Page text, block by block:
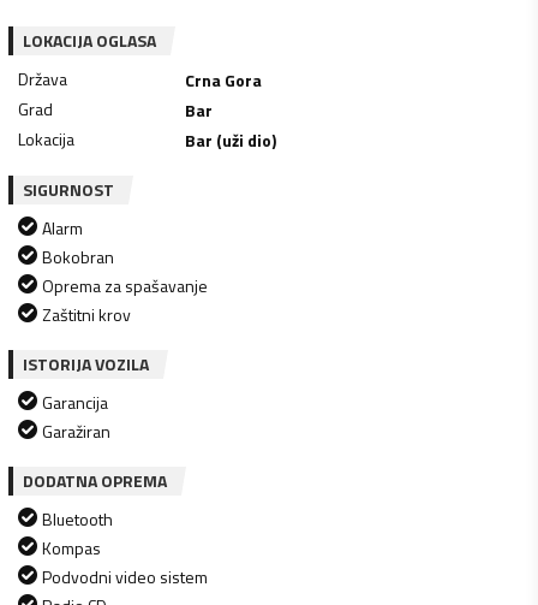
LOKACIJA OGLASA
Država
Crna Gora
Grad
Bar
Lokacija
Bar (uži dio)
SIGURNOST
Alarm
Bokobran
Oprema za spašavanje
Zaštitni krov
ISTORIJA VOZILA
Garancija
Garažiran
DODATNA OPREMA
Bluetooth
Kompas
Podvodni video sistem